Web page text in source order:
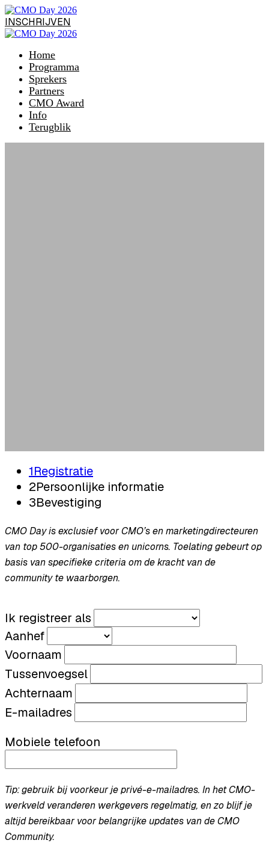
INSCHRIJVEN
Home
Programma
Sprekers
Partners
CMO Award
Info
Terugblik
1Registratie
2Persoonlijke informatie
3Bevestiging
CMO Day is exclusief voor CMO’s en marketingdirecteuren
van top 500-organisaties en unicorns. Toelating gebeurt op
basis van specifieke criteria om de kracht van de
community te waarborgen.
Ik registreer als
Aanhef
Voornaam
Tussenvoegsel
Achternaam
E-mailadres
Mobiele telefoon
Tip: gebruik bij voorkeur je privé-e-mailadres. In het CMO-
werkveld veranderen werkgevers regelmatig, en zo blijf je
altijd bereikbaar voor belangrijke updates van de CMO
Community.